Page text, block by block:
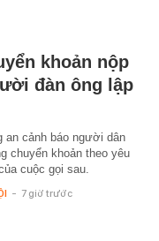
khoản nộp
đàn ông lập
an cảnh báo người dân
chuyển khoản theo yêu
cuộc gọi sau.
- 7 giờ trước